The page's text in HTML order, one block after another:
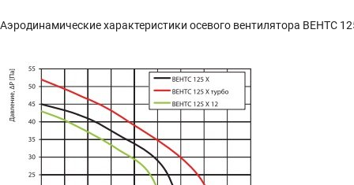
Аэродинамические характеристики осевого вентилятора ВЕНТС